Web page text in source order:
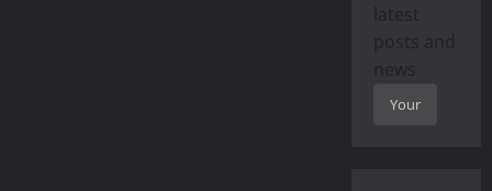
latest
posts and
news